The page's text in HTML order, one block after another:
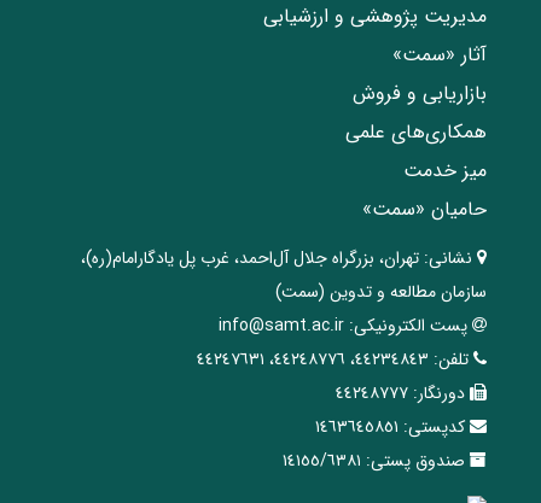
مدیریت پژوهشی و ارزشیابی
آثار «سمت»
بازاریابی و فروش
همکاری‌های علمی
میز خدمت
حامیان «سمت»
نشانی: تهران، ‌بزرگراه ‌جلال آل‌احمد، غرب پل يادگار‌امام(ره)‌،
سازمان مطالعه و تدوین‌ (سمت)
پست الکترونیکی: info@samt.ac.ir
تلفن: ٤٤٢٣٤٨٤٣، ٤٤٢٤٨٧٧٦، ٤٤٢٤٧٦٣١
دورنگار: ٤٤٢٤٨٧٧٧
کدپستی: ١٤٦٣٦٤٥٨٥١
صندوق پستی: ١٤١٥٥/٦٣٨١